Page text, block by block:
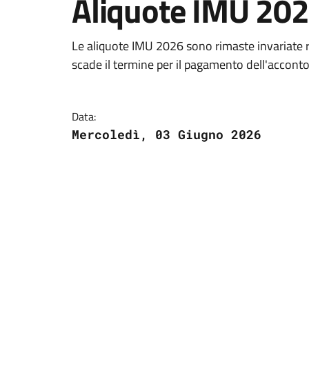
Aliquote IMU
Le aliquote IMU 2026 sono rimaste invariate
scade il termine per il pagamento
Data:
Mercoledì, 03 Giugno 2026